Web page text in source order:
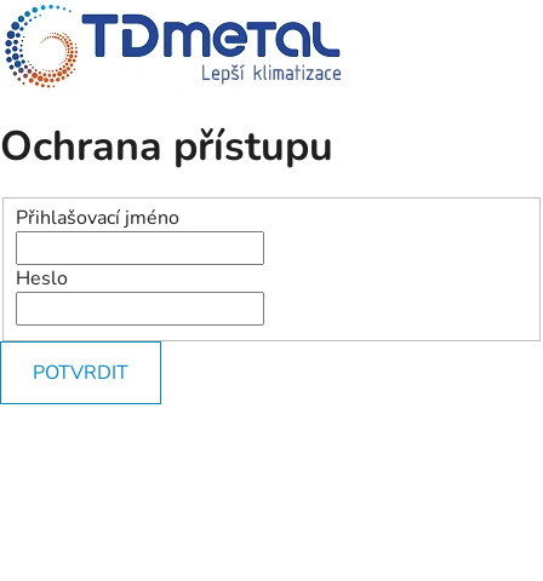
Ochrana přístupu
Přihlašovací jméno
Heslo
POTVRDIT